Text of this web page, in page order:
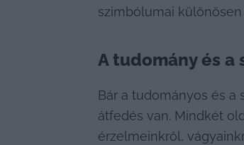
szimbólumai
A tudomány és
Bár a tudományos és
átfedés van. Mindkét
érzelmeinkről,